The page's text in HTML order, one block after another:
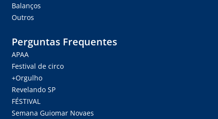
Balanços
Outros
Perguntas Frequentes
APAA
Festival de circo
+Orgulho
Revelando SP
FÉSTIVAL
Semana Guiomar Novaes